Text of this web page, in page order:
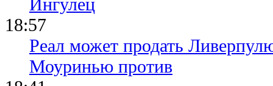
Ингулец
18:57
Реал может продать
Моуринью против